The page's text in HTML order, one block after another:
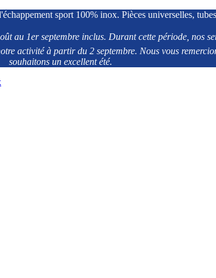
sport 100% inox. Pièces universelles,
au 1er septembre inclus. Durant cette période, nos
activité à partir du 2 septembre. Nous vous
souhaitons un excellent été.